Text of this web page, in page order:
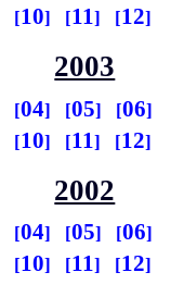
10 11 12
2003
04 05
06
10 11 12
2002
04 05
06
10 11 12